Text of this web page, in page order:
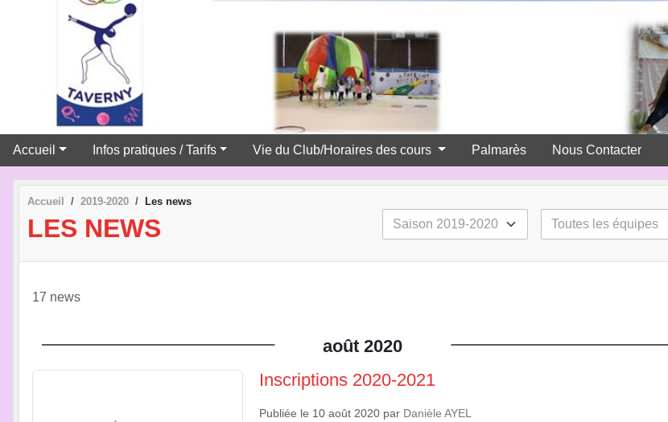
Accueil Infos pratiques / Tarifs Vie du Club/Horaires des cours Palmarès Nous Contacter
Accueil 2019-2020 Les news
LES NEWS
17 news
août 2020
Inscriptions 2020-2021
Publiée le 10 août 2020par Danièle AYEL